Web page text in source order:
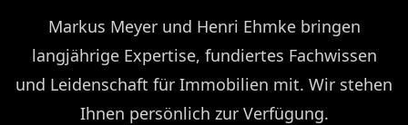
Markus Meyer und Henri Ehmke bringen
langjährige Expertise, fundiertes Fachwissen
und Leidenschaft für Immobilien mit. Wir stehen
Ihnen persönlich zur Verfügung.